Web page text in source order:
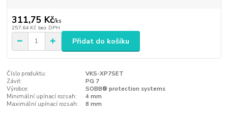
311,75 Kč/ks
257,64 Kč bez DPH
Přidat do košíku
Číslo produktu:
VKS-XP7SET
Závit:
PG 7
Výrobce:
SOBB® protection systems
Minimální upínací rozsah:
4 mm
Maximální upínací rozsah:
8 mm